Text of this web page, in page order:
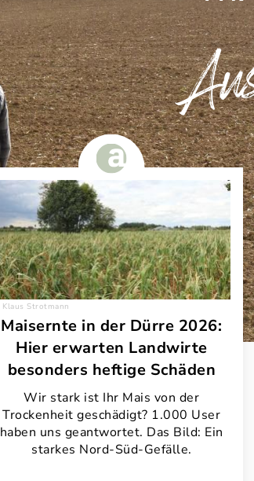
Klaus Strotmann
Maisernte in der Dürre 2026:
Hier erwarten Landwirte
besonders heftige Schäden
Wir stark ist Ihr Mais von der
Trockenheit geschädigt? 1.000 User
haben uns geantwortet. Das Bild: Ein
starkes Nord-Süd-Gefälle.